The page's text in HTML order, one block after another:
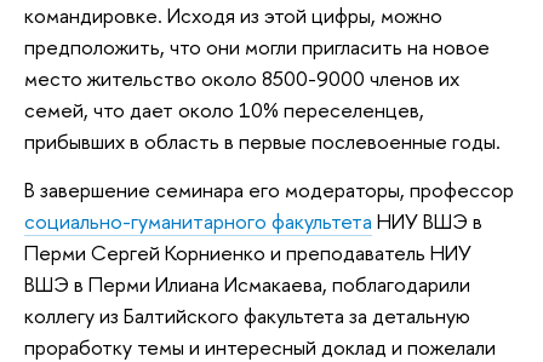
командировке. Исходя из этой цифры, можно
предположить, что они могли пригласить на новое
место жительство около 8500-9000 членов их
семей, что дает около 10% переселенцев,
прибывших в область в первые послевоенные годы.
В завершение семинара его модераторы, профессор
социально-гуманитарного факультета НИУ ВШЭ в
Перми Сергей Корниенко и преподаватель НИУ
ВШЭ в Перми Илиана Исмакаева, поблагодарили
коллегу из Балтийского факультета за детальную
проработку темы и интересный доклад и пожелали